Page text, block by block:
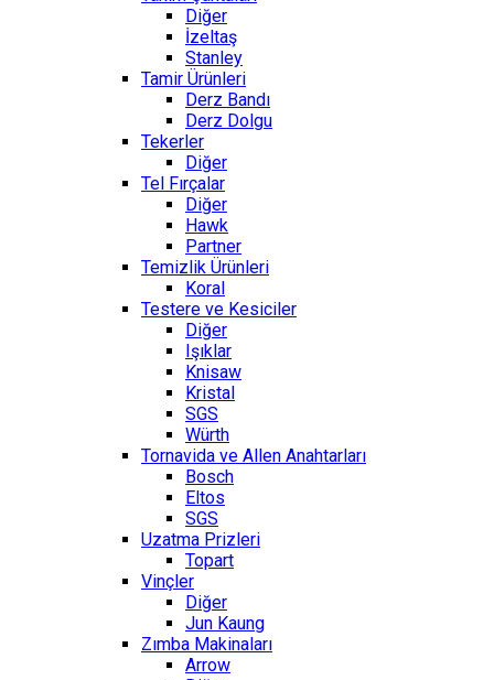
Diğer
İzeltaş
Stanley
Tamir Ürünleri
Derz Bandı
Derz Dolgu
Tekerler
Diğer
Tel Fırçalar
Diğer
Hawk
Partner
Temizlik Ürünleri
Koral
Testere ve Kesiciler
Diğer
Işıklar
Knisaw
Kristal
SGS
Würth
Tornavida ve Allen Anahtarları
Bosch
Eltos
SGS
Uzatma Prizleri
Topart
Vinçler
Diğer
Jun Kaung
Zımba Makinaları
Arrow